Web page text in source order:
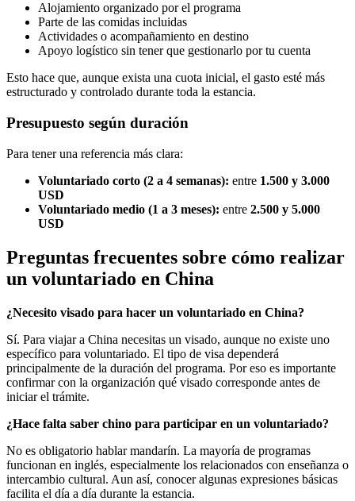
Alojamiento organizado por el programa
Parte de las comidas incluidas
Actividades o acompañamiento en destino
Apoyo logístico sin tener que gestionarlo por tu cuenta
Esto hace que, aunque exista una cuota inicial, el gasto esté más
estructurado y controlado durante toda la estancia.
Presupuesto según duración
Para tener una referencia más clara:
Voluntariado corto (2 a 4 semanas): entre 1.500 y 3.000
USD
Voluntariado medio (1 a 3 meses): entre 2.500 y 5.000
USD
Preguntas frecuentes sobre cómo realizar
un voluntariado en China
¿Necesito visado para hacer un voluntariado en China?
Sí. Para viajar a China necesitas un visado, aunque no existe uno
específico para voluntariado. El tipo de visa dependerá
principalmente de la duración del programa. Por eso es importante
confirmar con la organización qué visado corresponde antes de
iniciar el trámite.
¿Hace falta saber chino para participar en un voluntariado?
No es obligatorio hablar mandarín. La mayoría de programas
funcionan en inglés, especialmente los relacionados con enseñanza o
intercambio cultural. Aun así, conocer algunas expresiones básicas
facilita el día a día durante la estancia.